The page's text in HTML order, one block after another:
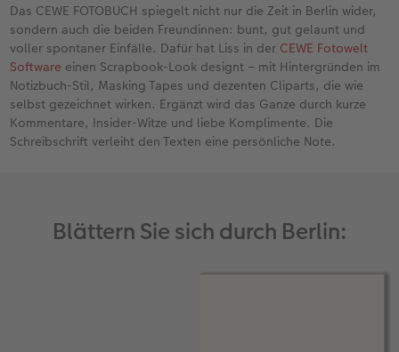
Das CEWE FOTOBUCH spiegelt nicht nur die Zeit in Berlin wider,
sondern auch die beiden Freundinnen: bunt, gut gelaunt und
voller spontaner Einfälle. Dafür hat Liss in der CEWE Fotowelt
Software einen Scrapbook-Look designt – mit Hintergründen im
Notizbuch-Stil, Masking Tapes und dezenten Cliparts, die wie
selbst gezeichnet wirken. Ergänzt wird das Ganze durch kurze
Kommentare, Insider-Witze und liebe Komplimente. Die
Schreibschrift verleiht den Texten eine persönliche Note.
Blättern Sie sich durch Berlin: